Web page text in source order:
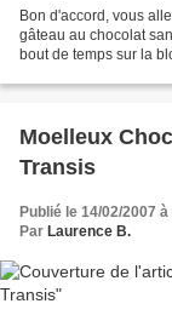
Bon d'accord, vous
gâteau au chocolat
bout de temps sur la
Moelleux
Transis
Publié le 14/02/2007 à
Par Laurence B.